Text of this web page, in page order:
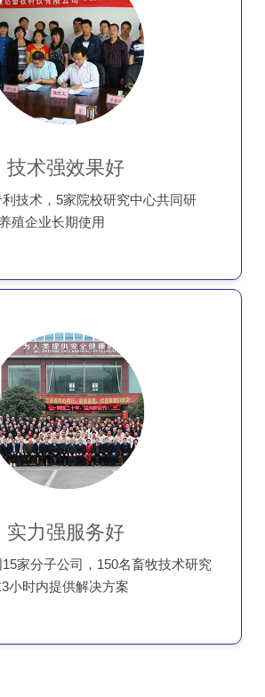
技术强效果好
技术，5家院校研究中心共同研
殖企业长期使用
实力强服务好
家分子公司，150名畜牧技术研究
小时内提供解决方案